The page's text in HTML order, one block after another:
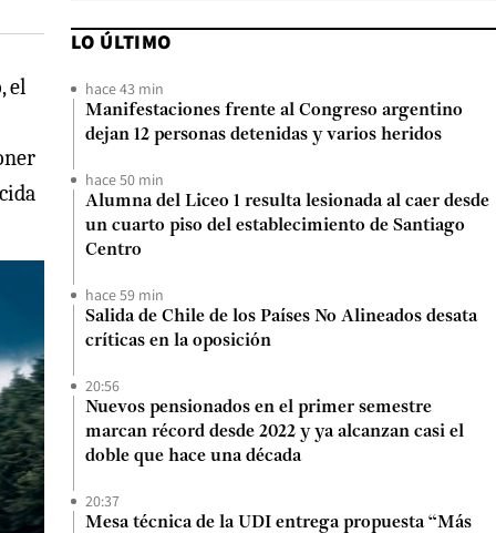
el
LO ÚLTIMO
hace 43 min
Manifestaciones frente al Congreso argentino
dejan 12 personas detenidas y varios heridos
hace 50 min
Alumna del Liceo 1 resulta lesionada al caer desde
un cuarto piso del establecimiento de Santiago
Centro
hace 59 min
Salida de Chile de los Países No Alineados desata
críticas en la oposición
20:56
Nuevos pensionados en el primer semestre
marcan récord desde 2022 y ya alcanzan casi el
doble que hace una década
20:37
Mesa técnica de la UDI entrega propuesta “Más